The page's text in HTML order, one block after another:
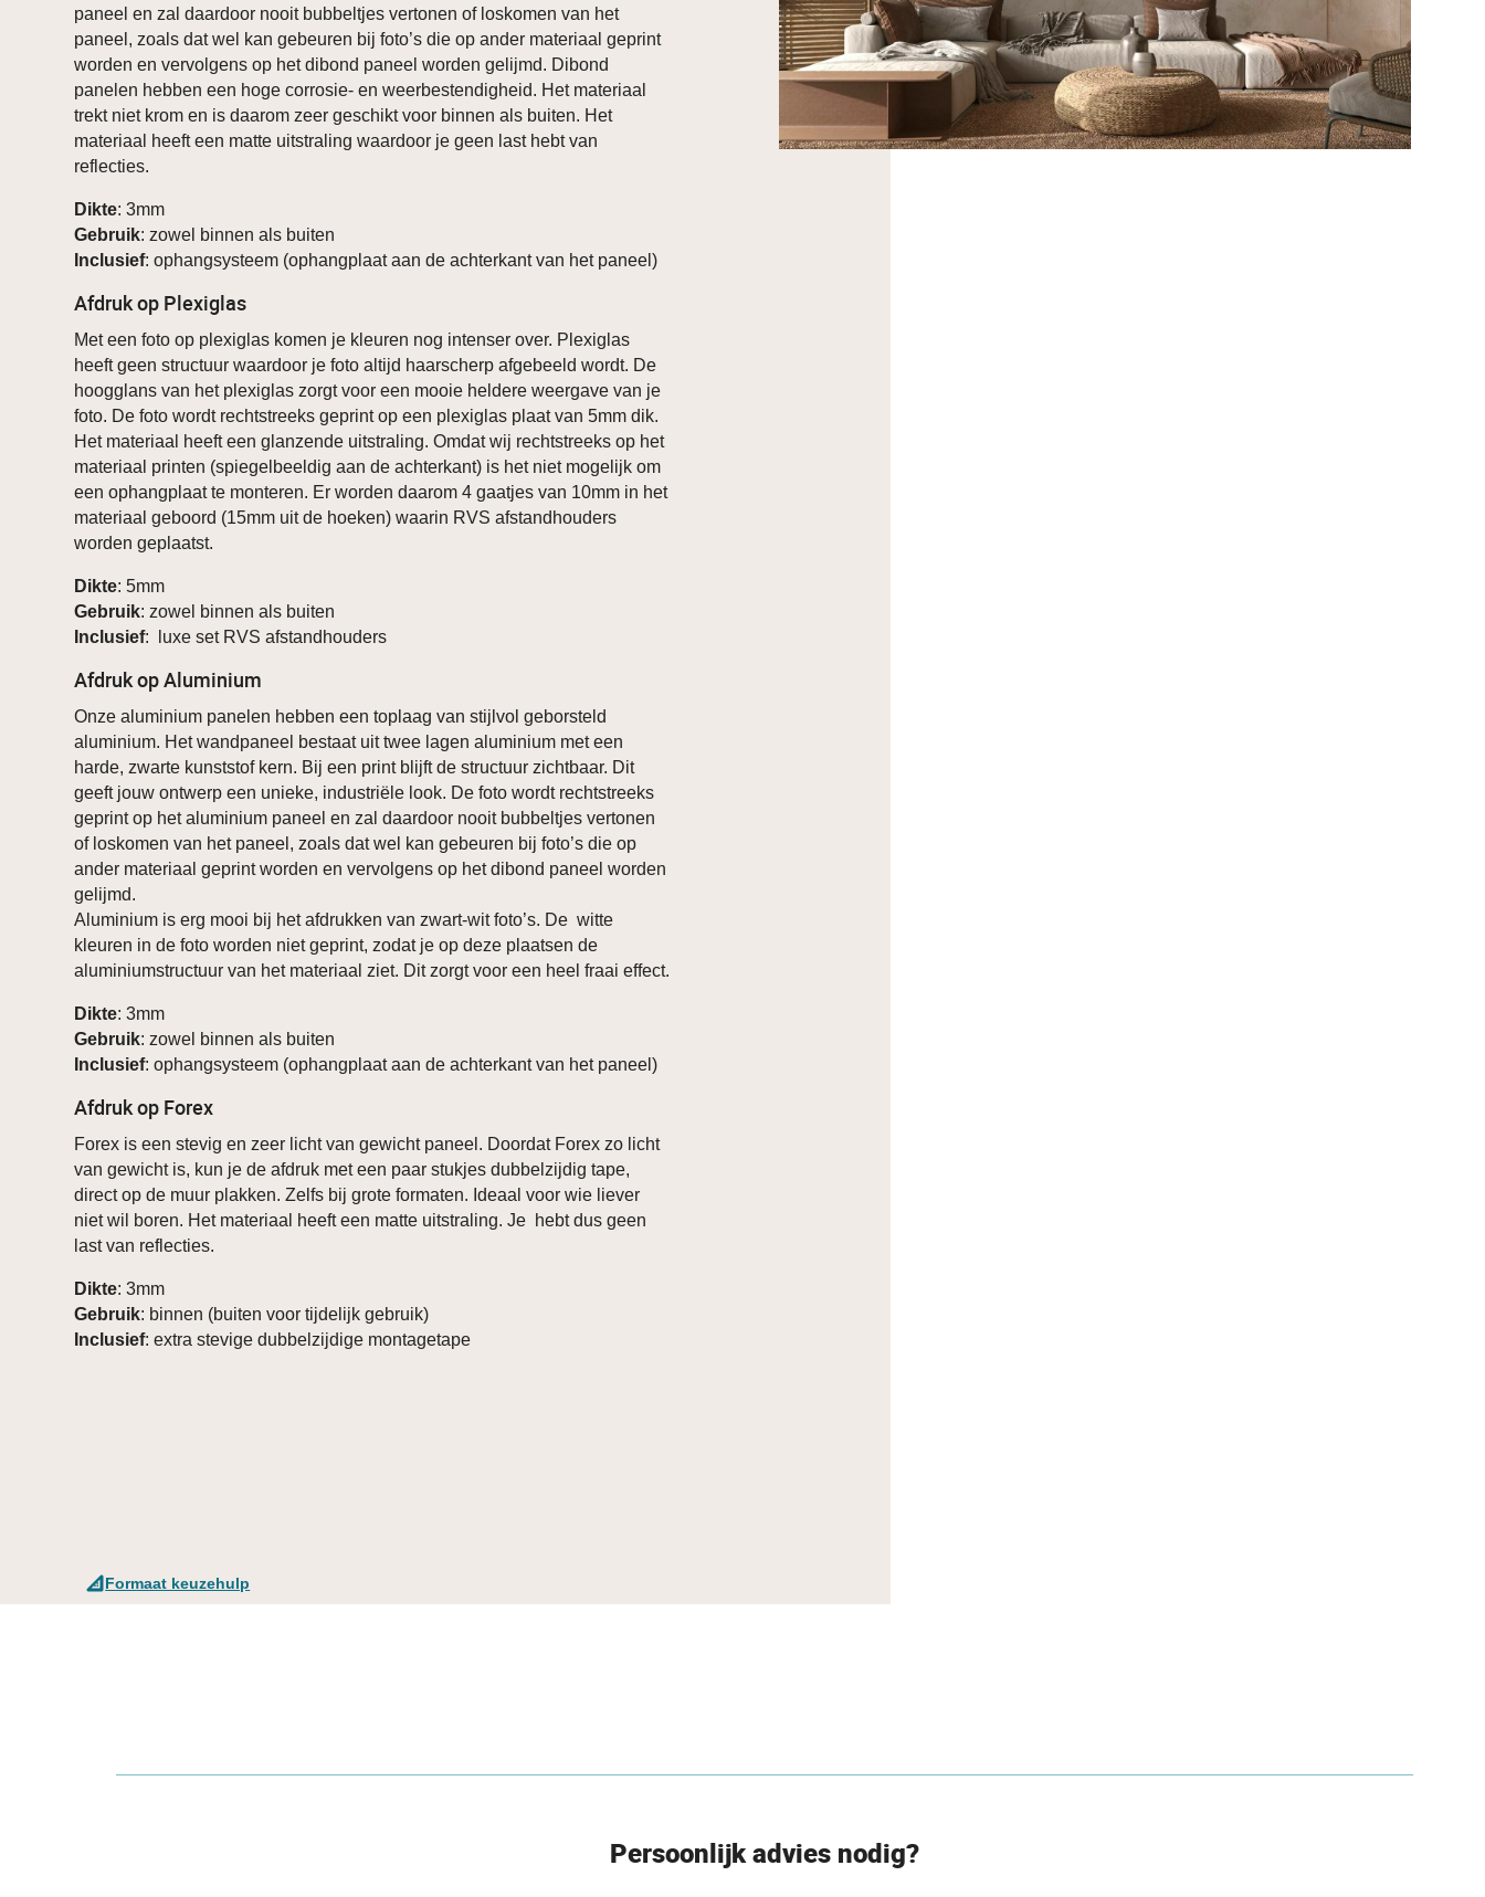
paneel en zal daardoor nooit bubbeltjes vertonen of loskomen van het
paneel, zoals dat wel kan gebeuren bij foto’s die op ander materiaal geprint
worden en vervolgens op het dibond paneel worden gelijmd. Dibond
panelen hebben een hoge corrosie- en weerbestendigheid. Het materiaal
trekt niet krom en is daarom zeer geschikt voor binnen als buiten. Het
materiaal heeft een matte uitstraling waardoor je geen last hebt van
reflecties.
Dikte: 3mm
Gebruik: zowel binnen als buiten
Inclusief: ophangsysteem (ophangplaat aan de achterkant van het paneel)
Afdruk op Plexiglas
Met een foto op plexiglas komen je kleuren nog intenser over. Plexiglas
heeft geen structuur waardoor je foto altijd haarscherp afgebeeld wordt. De
hoogglans van het plexiglas zorgt voor een mooie heldere weergave van je
foto. De foto wordt rechtstreeks geprint op een plexiglas plaat van 5mm dik.
Het materiaal heeft een glanzende uitstraling. Omdat wij rechtstreeks op het
materiaal printen (spiegelbeeldig aan de achterkant) is het niet mogelijk om
een ophangplaat te monteren. Er worden daarom 4 gaatjes van 10mm in het
materiaal geboord (15mm uit de hoeken) waarin RVS afstandhouders
worden geplaatst.
Dikte: 5mm
Gebruik: zowel binnen als buiten
Inclusief: luxe set RVS afstandhouders
Afdruk op Aluminium
Onze aluminium panelen hebben een toplaag van stijlvol geborsteld
aluminium. Het wandpaneel bestaat uit twee lagen aluminium met een
harde, zwarte kunststof kern. Bij een print blijft de structuur zichtbaar. Dit
geeft jouw ontwerp een unieke, industriële look. De foto wordt rechtstreeks
geprint op het aluminium paneel en zal daardoor nooit bubbeltjes vertonen
of loskomen van het paneel, zoals dat wel kan gebeuren bij foto’s die op
ander materiaal geprint worden en vervolgens op het dibond paneel worden
gelijmd.
Aluminium is erg mooi bij het afdrukken van zwart-wit foto’s. De witte
kleuren in de foto worden niet geprint, zodat je op deze plaatsen de
aluminiumstructuur van het materiaal ziet. Dit zorgt voor een heel fraai effect.
Dikte: 3mm
Gebruik: zowel binnen als buiten
Inclusief: ophangsysteem (ophangplaat aan de achterkant van het paneel)
Afdruk op Forex
Forex is een stevig en zeer licht van gewicht paneel. Doordat Forex zo licht
van gewicht is, kun je de afdruk met een paar stukjes dubbelzijdig tape,
direct op de muur plakken. Zelfs bij grote formaten. Ideaal voor wie liever
niet wil boren. Het materiaal heeft een matte uitstraling. Je hebt dus geen
last van reflecties.
Dikte: 3mm
Gebruik: binnen (buiten voor tijdelijk gebruik)
Inclusief: extra stevige dubbelzijdige montagetape
Formaat keuzehulp
Persoonlijk advies nodig?